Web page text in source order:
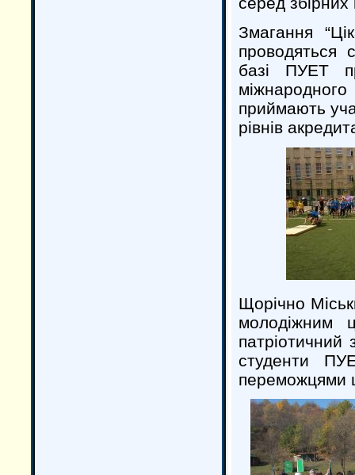
Змагання
проводяться
базі ПУЕТ
приймають
рівнів
Щорічно
молодіжним
патріотичний
студенти
переможцями